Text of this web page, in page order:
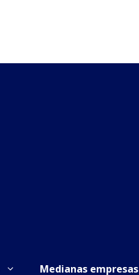
Medianas empresas